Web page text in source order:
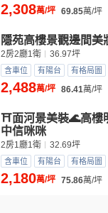
2,308萬/坪 69.85萬/坪
隱苑高樓景觀邊間美
2房2廳1衛 36.97坪
含車位 有陽台 有格局圖
2,488萬/坪 86.41萬/坪
⛩️面河景美裝🌊高樓
中信咪咪
2房1廳1衛 32.69坪
含車位 有陽台 有格局圖
2,180萬/坪 75.86萬/坪